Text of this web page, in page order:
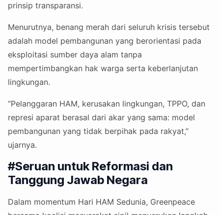
prinsip transparansi.
Menurutnya, benang merah dari seluruh krisis tersebut
adalah model pembangunan yang berorientasi pada
eksploitasi sumber daya alam tanpa
mempertimbangkan hak warga serta keberlanjutan
lingkungan.
“Pelanggaran HAM, kerusakan lingkungan, TPPO, dan
represi aparat berasal dari akar yang sama: model
pembangunan yang tidak berpihak pada rakyat,”
ujarnya.
#Seruan untuk Reformasi dan
Tanggung Jawab Negara
Dalam momentum Hari HAM Sedunia, Greenpeace